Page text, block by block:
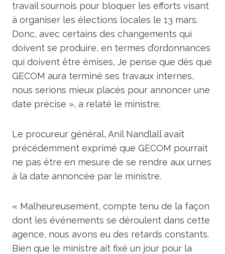
travail sournois pour bloquer les efforts visant
à organiser les élections locales le 13 mars.
Donc, avec certains des changements qui
doivent se produire, en termes d’ordonnances
qui doivent être émises, Je pense que dès que
GECOM aura terminé ses travaux internes,
nous serions mieux placés pour annoncer une
date précise », a relaté le ministre.
Le procureur général, Anil Nandlall avait
précédemment exprimé que GECOM pourrait
ne pas être en mesure de se rendre aux urnes
à la date annoncée par le ministre.
« Malheureusement, compte tenu de la façon
dont les événements se déroulent dans cette
agence, nous avons eu des retards constants.
Bien que le ministre ait fixé un jour pour la